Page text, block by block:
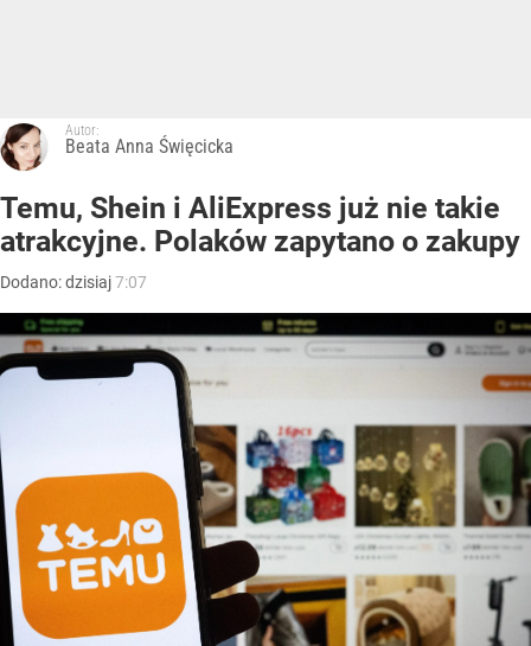
Autor:
Beata Anna Święcicka
Temu, Shein i AliExpress już nie takie
atrakcyjne. Polaków zapytano o zakupy
Dodano:dzisiaj7:07